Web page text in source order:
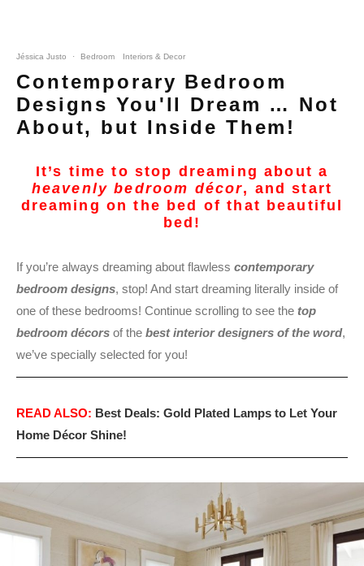
Jéssica Justo · Bedroom Interiors & Decor
Contemporary Bedroom
Designs You'll Dream … Not
About, but Inside Them!
It’s time to stop dreaming about a
heavenly bedroom décor, and start
dreaming on the bed of that beautiful
bed!
If you’re always dreaming about flawless contemporary
bedroom designs, stop! And start dreaming literally inside of
one of these bedrooms! Continue scrolling to see the top
bedroom décors of the best interior designers of the word,
we’ve specially selected for you!
READ ALSO: Best Deals: Gold Plated Lamps to Let Your
Home Décor Shine!